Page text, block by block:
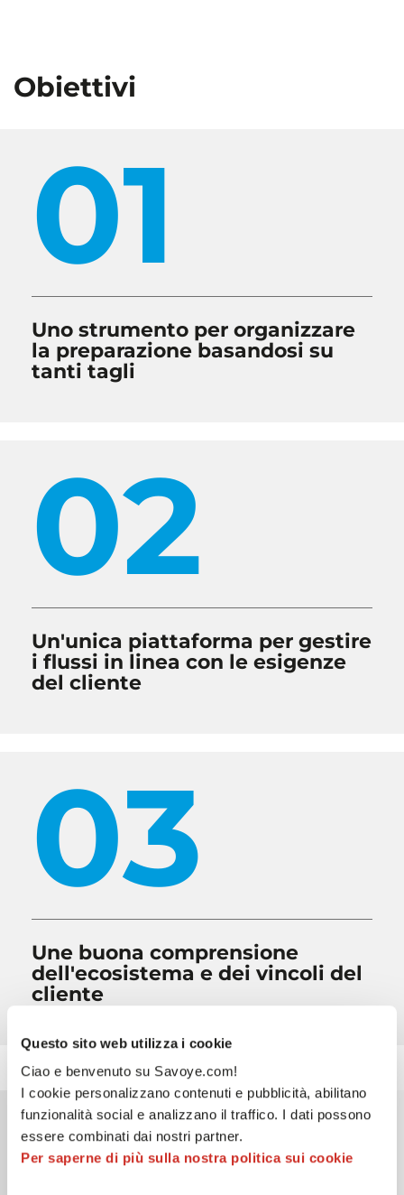
Questo sito web utilizza i cookie
Ciao e benvenuto su Savoye.com!
I cookie personalizzano contenuti e pubblicità, abilitano
funzionalità social e analizzano il traffico. I dati possono
essere combinati dai nostri partner.
Per saperne di più sulla nostra politica sui cookie
Obiettivi
01
Uno strumento per organizzare
la preparazione basandosi su
tanti tagli
02
Un'unica piattaforma per gestire
i flussi in linea con le esigenze
del cliente
03
Une buona comprensione
dell'ecosistema e dei vincoli del
cliente
Perchè SAVOYE